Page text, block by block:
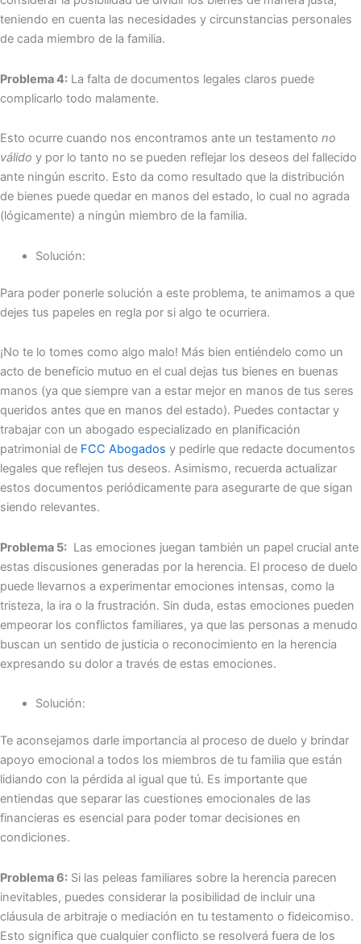
teniendo en cuenta las necesidades y circunstancias personales
de cada miembro de la familia.
Problema 4: La falta de documentos legales claros puede
complicarlo todo malamente.
Esto ocurre cuando nos encontramos ante un testamento no
válido y por lo tanto no se pueden reflejar los deseos del fallecido
ante ningún escrito. Esto da como resultado que la distribución
de bienes puede quedar en manos del estado, lo cual no agrada
(lógicamente) a ningún miembro de la familia.
Solución:
Para poder ponerle solución a este problema, te animamos a que
dejes tus papeles en regla por si algo te ocurriera.
¡No te lo tomes como algo malo! Más bien entiéndelo como un
acto de beneficio mutuo en el cual dejas tus bienes en buenas
manos (ya que siempre van a estar mejor en manos de tus seres
queridos antes que en manos del estado). Puedes contactar y
trabajar con un abogado especializado en planificación
patrimonial de FCC Abogados y pedirle que redacte documentos
legales que reflejen tus deseos. Asimismo, recuerda actualizar
estos documentos periódicamente para asegurarte de que sigan
siendo relevantes.
Problema 5: Las emociones juegan también un papel crucial ante
estas discusiones generadas por la herencia. El proceso de duelo
puede llevarnos a experimentar emociones intensas, como la
tristeza, la ira o la frustración. Sin duda, estas emociones pueden
empeorar los conflictos familiares, ya que las personas a menudo
buscan un sentido de justicia o reconocimiento en la herencia
expresando su dolor a través de estas emociones.
Solución:
Te aconsejamos darle importancia al proceso de duelo y brindar
apoyo emocional a todos los miembros de tu familia que están
lidiando con la pérdida al igual que tú. Es importante que
entiendas que separar las cuestiones emocionales de las
financieras es esencial para poder tomar decisiones en
condiciones.
Problema 6: Si las peleas familiares sobre la herencia parecen
inevitables, puedes considerar la posibilidad de incluir una
cláusula de arbitraje o mediación en tu testamento o fideicomiso.
Esto significa que cualquier conflicto se resolverá fuera de los